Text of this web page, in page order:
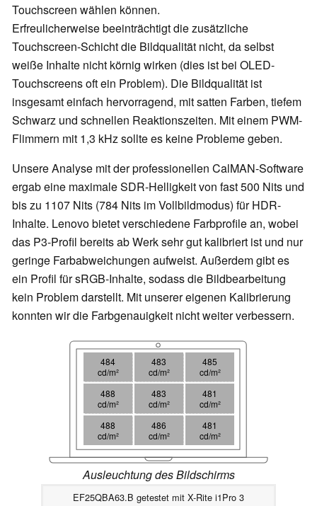
Touchscreen wählen können.
Erfreulicherweise beeinträchtigt die zusätzliche
Touchscreen-Schicht die Bildqualität nicht, da selbst
weiße Inhalte nicht körnig wirken (dies ist bei OLED-
Touchscreens oft ein Problem). Die Bildqualität ist
insgesamt einfach hervorragend, mit satten Farben, tiefem
Schwarz und schnellen Reaktionszeiten. Mit einem PWM-
Flimmern mit 1,3 kHz sollte es keine Probleme geben.
Unsere Analyse mit der professionellen CalMAN-Software
ergab eine maximale SDR-Helligkeit von fast 500 Nits und
bis zu 1107 Nits (784 Nits im Vollbildmodus) für HDR-
Inhalte. Lenovo bietet verschiedene Farbprofile an, wobei
das P3-Profil bereits ab Werk sehr gut kalibriert ist und nur
geringe Farbabweichungen aufweist. Außerdem gibt es
ein Profil für sRGB-Inhalte, sodass die Bildbearbeitung
kein Problem darstellt. Mit unserer eigenen Kalibrierung
konnten wir die Farbgenauigkeit nicht weiter verbessern.
484
cd/m²
483
cd/m²
485
cd/m²
488
cd/m²
483
cd/m²
481
cd/m²
488
cd/m²
486
cd/m²
481
cd/m²
Ausleuchtung des Bildschirms
EF25QBA63.B getestet mit X-Rite i1Pro 3